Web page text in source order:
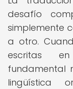
desafío
simplemente
a otro.
escritas
fundamental
lingüística